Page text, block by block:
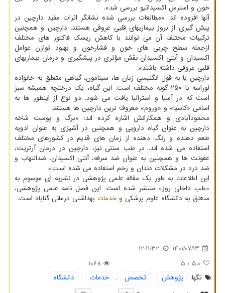
خون و استرس اکسیداتیو بررسی شد».
آنها افزوده اند: «مطالعات بررسی شده نشانگر اثرات مفید دارچین در
پیش گیری از بروز بیماریهای قلبی عروقی هستند. دارچین و همچنین
ترکیبات مختلف آن می توانند با کاهش ریسک فاکتور های مختلف
ازجمله سطح چربی های خون و فشارخون و بهبود توازن عوامل
اکسیدان و آنتی اکسیدان نقش مؤثری در پیشگیری و درمان بیماریهای
قلبی عروقی داشته باشند».
دارچین یا به قول انگلیسی زبان ها، سینامون، گیاهی متعلق به خانواده
لوراسه با ۲۵۰ گونه مختلف است. این گیاه، یک درختچه همیشه سبز
است که در آسیا و استرالیا یافت می شود. دو نوع از اینطور ها به
اسامی «کاسیا» و «وروم» معروف ترین دارچین ها هستند.
محمودآبادی و همکارانش اشاره کرده اند: «برگ و پوست شاخه
دارچین به عنوان گیاه دارویی و همچنین در آشپزی به عنوان ادویه
طعم دهنده و رنگ دهنده از زمان های قدیم در کشورهای مختلف
استفاده می شده اند. در طب سنتی نیز، دارچین در درمان آرتریت،
عفونت ها و همچنین به عنوان ضد سرفه، آنتی اکسیدان، ضدالتهاب و
ضد درد در مشکلات دندان و زخم استفاده می شده است».
این اطلاعات به طور یک مقاله علمی پژوهشی در نشریه ای موسوم به
«طب داخلی روز» منتشر شده است. این فصل نامه علمی پژوهشی،
متعلق به دانشگاه علوم پزشکی و خدمات بهداشتی درمانی گناباد است.
1401/07/13
12:11:32
5.0
/ 5
1068
تگها:
پژوهش , تخصص , خدمات ,
دانشگاه